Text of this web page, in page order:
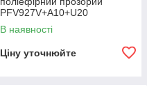
PFV927V+A10+U20
KEMICHAL (Італія), (25 кг+0.5
кг+0.5 кг)
В наявності
Ціну уточнюйте